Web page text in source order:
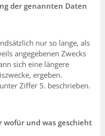
der genannten Daten
nur so lange, als
angegebenen Zwecks
sich eine längere
ergeben.
Ziffer 5. beschrieben.
wofür und was geschieht